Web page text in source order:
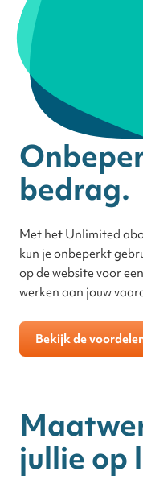
bedrag.
Met het Unlimited
kun je onbeperkt
op de website voor
werken aan jouw
Bekijk de
jullie op